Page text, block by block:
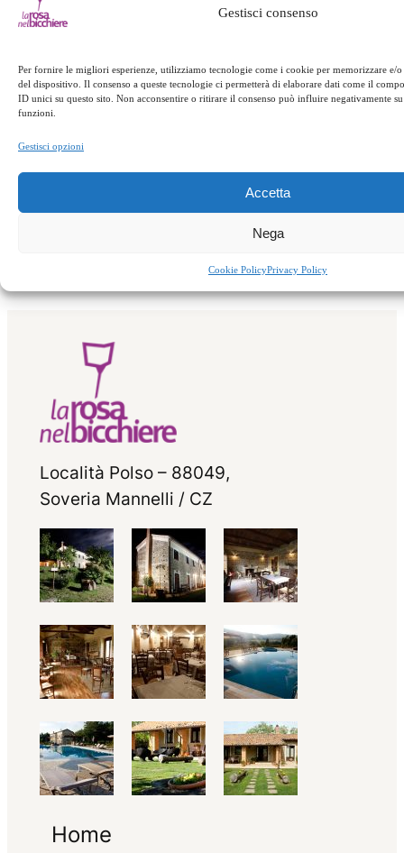
Gestisci consenso
Per fornire le migliori esperienze, utilizziamo tecnologie come i cookie per memorizzare e/
del dispositivo. Il consenso a queste tecnologie ci permetterà di elaborare dati come il
ID unici su questo sito. Non acconsentire o ritirare il consenso può influire negativamente
funzioni.
Gestisci opzioni
Accetta
Nega
Cookie PolicyPrivacy Policy
estate LA ROSA NEL BICCHIERE
lamezia
bicchiere rubbettino san giovanni battista SILA
soveria soveria mannelli Week end weekend
griglia
nel Bicchiere Beach
→
Località Polso – 88049,
Soveria Mannelli / CZ
Home